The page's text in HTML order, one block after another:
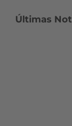
Últimas